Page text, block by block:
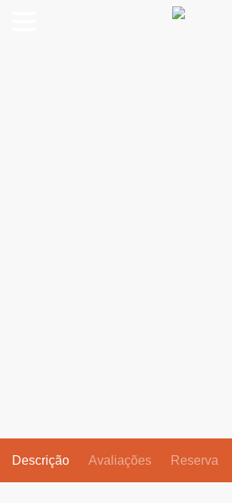
Descrição Avaliações Reserva